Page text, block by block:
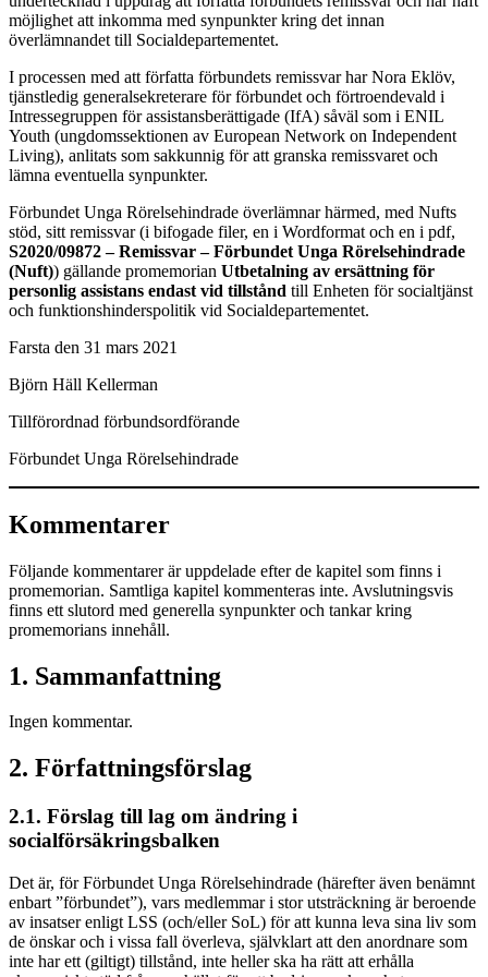
möjlighet att inkomma med synpunkter kring det innan
överlämnandet till Socialdepartementet.
I processen med att författa förbundets remissvar har Nora Eklöv,
tjänstledig generalsekreterare för förbundet och förtroendevald i
Intressegruppen för assistansberättigade (IfA) såväl som i ENIL
Youth (ungdomssektionen av European Network on Independent
Living), anlitats som sakkunnig för att granska remissvaret och
lämna eventuella synpunkter.
Förbundet Unga Rörelsehindrade överlämnar härmed, med Nufts
stöd, sitt remissvar (i bifogade filer, en i Wordformat och en i pdf,
S2020/09872 – Remissvar – Förbundet Unga Rörelsehindrade
(Nuft)) gällande promemorian Utbetalning av ersättning för
personlig assistans endast vid tillstånd till Enheten för socialtjänst
och funktionshinderspolitik vid Socialdepartementet.
Farsta den 31 mars 2021
Björn Häll Kellerman
Tillförordnad förbundsordförande
Förbundet Unga Rörelsehindrade
Kommentarer
Följande kommentarer är uppdelade efter de kapitel som finns i
promemorian. Samtliga kapitel kommenteras inte. Avslutningsvis
finns ett slutord med generella synpunkter och tankar kring
promemorians innehåll.
1. Sammanfattning
Ingen kommentar.
2. Författningsförslag
2.1. Förslag till lag om ändring i
socialförsäkringsbalken
Det är, för Förbundet Unga Rörelsehindrade (härefter även benämnt
enbart ”förbundet”), vars medlemmar i stor utsträckning är beroende
av insatser enligt LSS (och/eller SoL) för att kunna leva sina liv som
de önskar och i vissa fall överleva, självklart att den anordnare som
inte har ett (giltigt) tillstånd, inte heller ska ha rätt att erhålla